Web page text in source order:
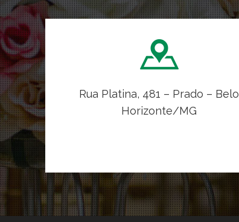
Rua Platina, 481 – Prado – Belo
Horizonte/MG